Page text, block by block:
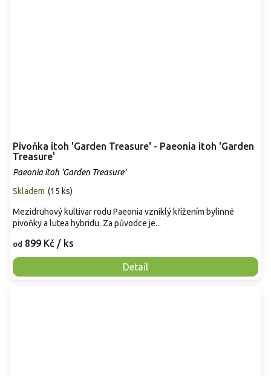
Pivoňka itoh 'Garden Treasure' - Paeonia itoh 'Garden
Treasure'
Paeonia itoh 'Garden Treasure'
Skladem (15 ks)
od 899 Kč / ks
Detail
Mezidruhový kultivar rodu Paeonia vzniklý křížením bylinné
pivoňky a lutea hybridu. Za původce je...